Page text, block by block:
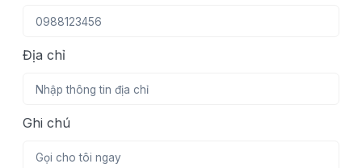
Địa chỉ
Ghi chú